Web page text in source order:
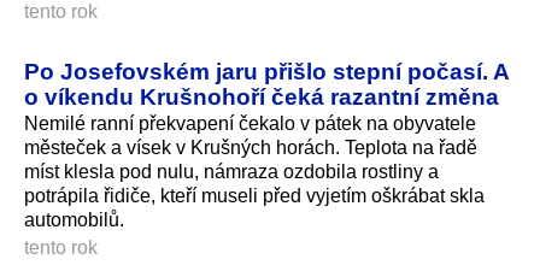
tento rok
Po Josefovském jaru přišlo stepní počasí. A
o víkendu Krušnohoří čeká razantní změna
Nemilé ranní překvapení čekalo v pátek na obyvatele
městeček a vísek v Krušných horách. Teplota na řadě
míst klesla pod nulu, námraza ozdobila rostliny a
potrápila řidiče, kteří museli před vyjetím oškrábat skla
automobilů.
tento rok